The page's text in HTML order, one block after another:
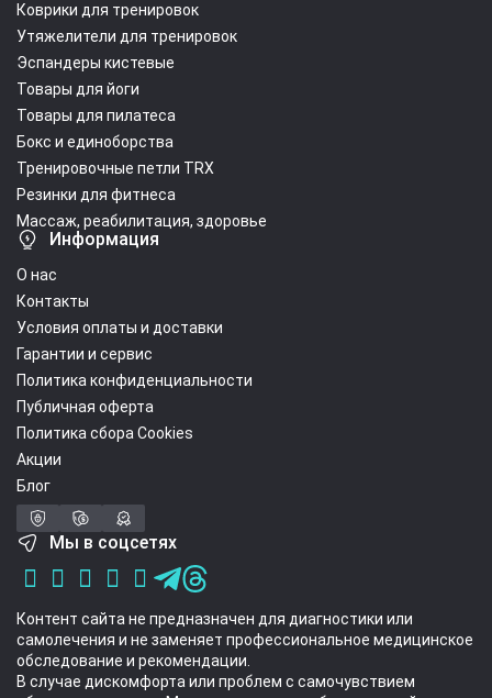
Коврики для тренировок
Утяжелители для тренировок
Эспандеры кистевые
Товары для йоги
Товары для пилатеса
Бокс и единоборства
Тренировочные петли TRX
Резинки для фитнеса
Массаж, реабилитация, здоровье
Информация
О нас
Контакты
Условия оплаты и доставки
Гарантии и сервис
Политика конфиденциальности
Публичная оферта
Политика сбора Cookies
Акции
Блог
Мы в соцсетях
Контент сайта не предназначен для диагностики или
самолечения и не заменяет профессиональное медицинское
обследование и рекомендации.
В случае дискомфорта или проблем с самочувствием